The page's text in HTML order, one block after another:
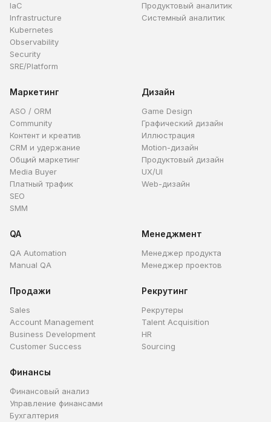
IaC
Infrastructure
Kubernetes
Observability
Security
SRE/Platform
Продуктовый аналитик
Системный аналитик
Маркетинг
ASO / ORM
Community
Контент и креатив
CRM и удержание
Общий маркетинг
Media Buyer
Платный трафик
SEO
SMM
Дизайн
Game Design
Графический дизайн
Иллюстрация
Motion-дизайн
Продуктовый дизайн
UX/UI
Web-дизайн
QA
QA Automation
Manual QA
Менеджмент
Менеджер продукта
Менеджер проектов
Продажи
Sales
Account Management
Business Development
Customer Success
Рекрутинг
Рекрутеры
Talent Acquisition
HR
Sourcing
Финансы
Финансовый анализ
Управление финансами
Бухгалтерия